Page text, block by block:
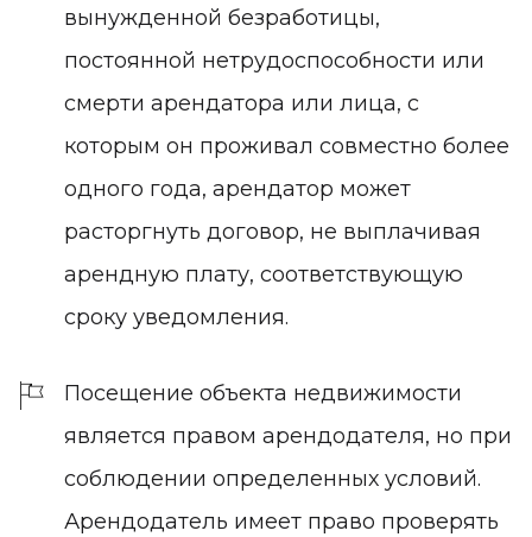
вынужденной безработицы,
постоянной нетрудоспособности или
смерти арендатора или лица, с
которым он проживал совместно более
одного года, арендатор может
расторгнуть договор, не выплачивая
арендную плату, соответствующую
сроку уведомления.
Посещение объекта недвижимости
является правом арендодателя, но при
соблюдении определенных условий.
Арендодатель имеет право проверять